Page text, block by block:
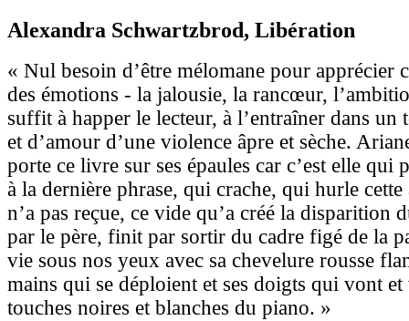
Alexandra Schwartzbrod, Libération
« Nul besoin d’être mélomane pour apprécier
des émotions - la jalousie, la rancœur,
suffit à happer le lecteur, à l’entraîner dans
et d’amour d’une violence âpre et sèche.
porte ce livre sur ses épaules car c’est elle qui
à la dernière phrase, qui crache, qui hurle cette
n’a pas reçue, ce vide qu’a créé la disparition
par le père, finit par sortir du cadre figé de la
vie sous nos yeux avec sa chevelure rousse
mains qui se déploient et ses doigts qui vont
touches noires et blanches du piano. »